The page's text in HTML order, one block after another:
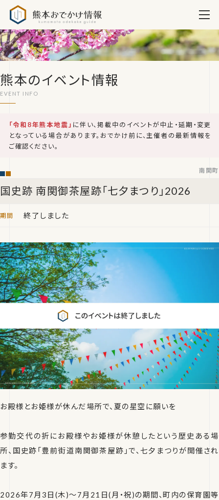
熊本のイベント情報
「令和8年熊本地震」 に伴い、掲載中のイベントが中止・延期・変更
となっている場合があります。おでかけ前に、主催者の最新情報を
ご確認ください。
国史跡 南関御茶屋跡「七夕まつり」2026
南関町
終了しました
お殿様とお姫様が休んだ場所で、夏の星空に願いを
参勤交代の折にお殿様やお姫様が休憩したという歴史ある場
所、国史跡「豊前街道南関御茶屋跡」で、七夕まつりが開催され
ます。
2026年7月3日(木)〜7月21日(月・祝)の期間、町内の保育園等